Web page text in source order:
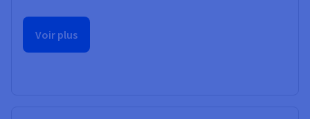
Voir plus